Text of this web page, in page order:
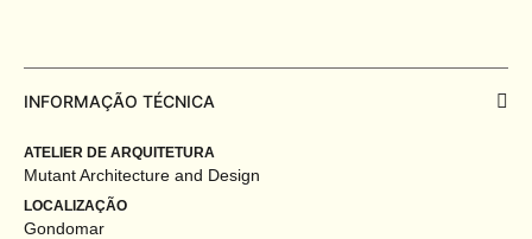
INFORMAÇÃO TÉCNICA
ATELIER DE ARQUITETURA
Mutant Architecture and Design
LOCALIZAÇÃO
Gondomar